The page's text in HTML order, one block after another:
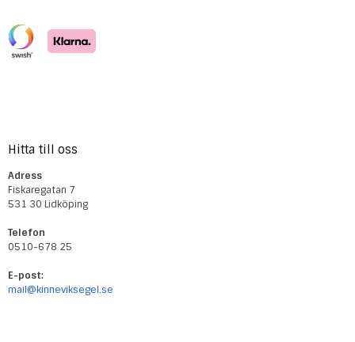
Hitta till oss
Adress
Fiskaregatan 7
531 30 Lidköping
Telefon
0510-678 25
E-post:
mail@kinneviksegel.se